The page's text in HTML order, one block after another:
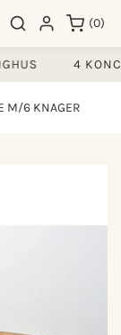
Log ind (0)
0
varer
4
M/6 KNAGER